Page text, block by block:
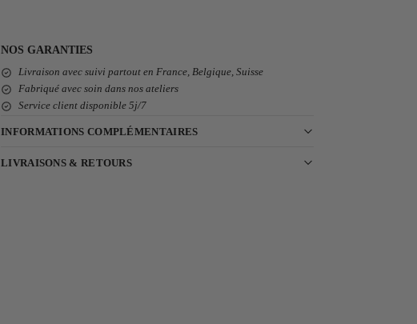
NOS GARANTIES
Livraison avec suivi partout en France, Belgique, Suisse
Fabriqué avec soin dans nos ateliers
Service client disponible 5j/7
INFORMATIONS COMPLÉMENTAIRES
LIVRAISONS & RETOURS